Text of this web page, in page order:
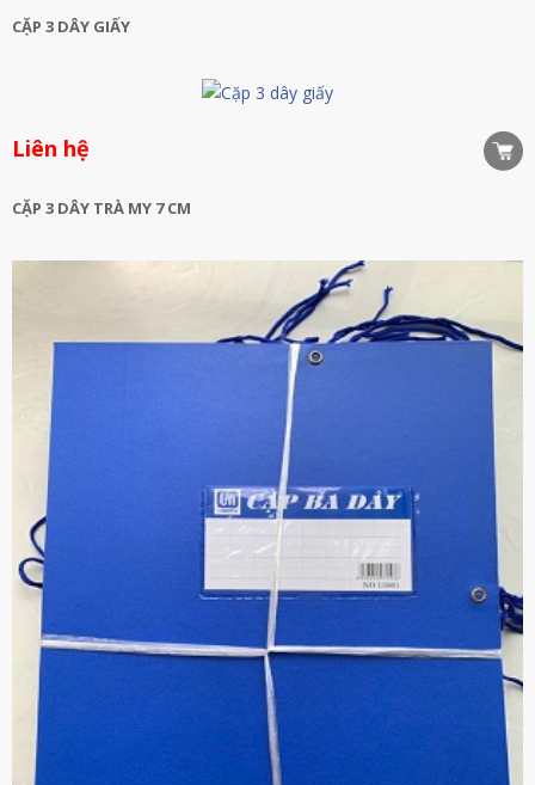
CẶP 3 DÂY GIẤY
Liên hệ
CẶP 3 DÂY TRÀ MY 7 CM